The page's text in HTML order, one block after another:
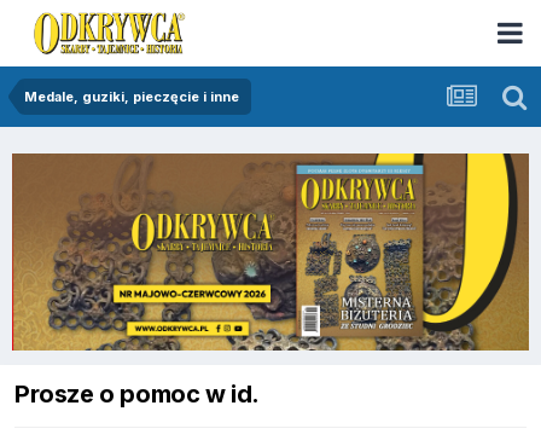
Medale, guziki, pieczęcie i inne
Prosze o pomoc w id.